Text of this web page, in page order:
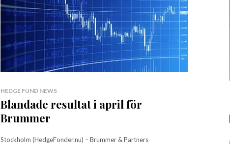
HEDGE FUND NEWS
Blandade resultat i april för
Brummer
Stockholm (HedgeFonder.nu) – Brummer & Partners